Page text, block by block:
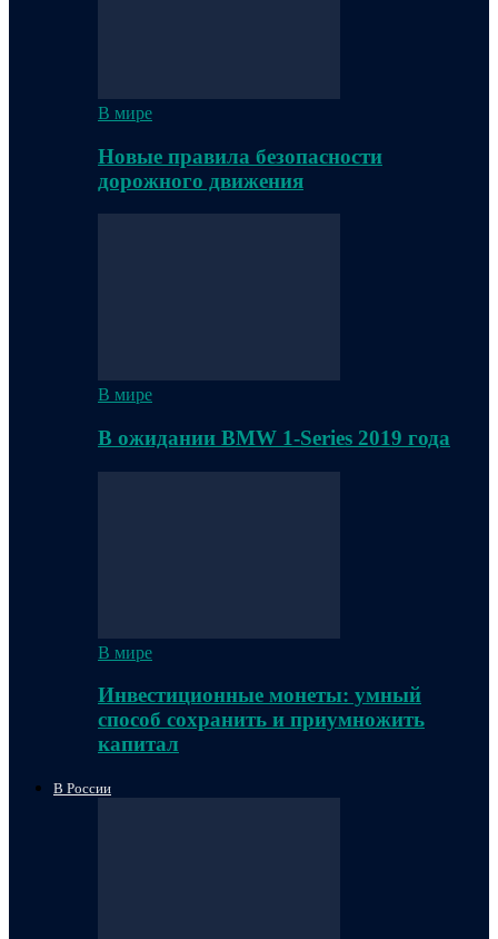
В мире
Новые правила безопасности
дорожного движения
В мире
В ожидании BMW 1-Series 2019 года
В мире
Инвестиционные монеты: умный
способ сохранить и приумножить
капитал
В России